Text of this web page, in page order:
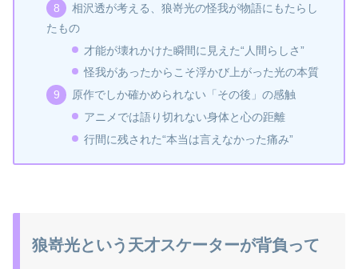
相沢透が考える、狼嵜光の怪我が物語にもたらし
たもの
才能が壊れかけた瞬間に見えた“人間らしさ”
怪我があったからこそ浮かび上がった光の本質
原作でしか確かめられない「その後」の感触
アニメでは語り切れない身体と心の距離
行間に残された“本当は言えなかった痛み”
狼嵜光という天才スケーターが背負って